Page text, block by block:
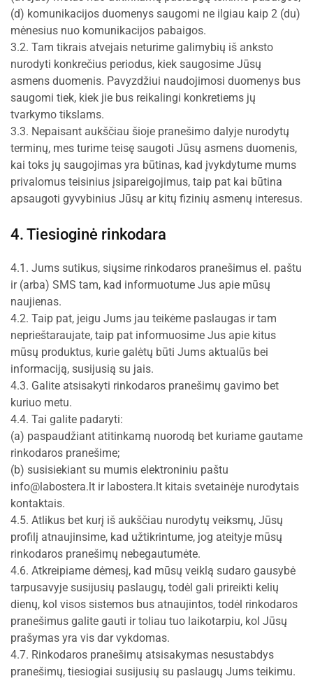
(d) komunikacijos duomenys saugomi ne ilgiau kaip 2 (du)
mėnesius nuo komunikacijos pabaigos.
3.2. Tam tikrais atvejais neturime galimybių iš anksto
nurodyti konkrečius periodus, kiek saugosime Jūsų
asmens duomenis. Pavyzdžiui naudojimosi duomenys bus
saugomi tiek, kiek jie bus reikalingi konkretiems jų
tvarkymo tikslams.
3.3. Nepaisant aukščiau šioje pranešimo dalyje nurodytų
terminų, mes turime teisę saugoti Jūsų asmens duomenis,
kai toks jų saugojimas yra būtinas, kad įvykdytume mums
privalomus teisinius įsipareigojimus, taip pat kai būtina
apsaugoti gyvybinius Jūsų ar kitų fizinių asmenų interesus.
4. Tiesioginė rinkodara
4.1. Jums sutikus, siųsime rinkodaros pranešimus el. paštu
ir (arba) SMS tam, kad informuotume Jus apie mūsų
naujienas.
4.2. Taip pat, jeigu Jums jau teikėme paslaugas ir tam
neprieštaraujate, taip pat informuosime Jus apie kitus
mūsų produktus, kurie galėtų būti Jums aktualūs bei
informaciją, susijusią su jais.
4.3. Galite atsisakyti rinkodaros pranešimų gavimo bet
kuriuo metu.
4.4. Tai galite padaryti:
(a) paspaudžiant atitinkamą nuorodą bet kuriame gautame
rinkodaros pranešime;
(b) susisiekiant su mumis elektroniniu paštu
info@labostera.lt ir labostera.lt kitais svetainėje nurodytais
kontaktais.
4.5. Atlikus bet kurį iš aukščiau nurodytų veiksmų, Jūsų
profilį atnaujinsime, kad užtikrintume, jog ateityje mūsų
rinkodaros pranešimų nebegautumėte.
4.6. Atkreipiame dėmesį, kad mūsų veiklą sudaro gausybė
tarpusavyje susijusių paslaugų, todėl gali prireikti kelių
dienų, kol visos sistemos bus atnaujintos, todėl rinkodaros
pranešimus galite gauti ir toliau tuo laikotarpiu, kol Jūsų
prašymas yra vis dar vykdomas.
4.7. Rinkodaros pranešimų atsisakymas nesustabdys
pranešimų, tiesiogiai susijusių su paslaugų Jums teikimu.